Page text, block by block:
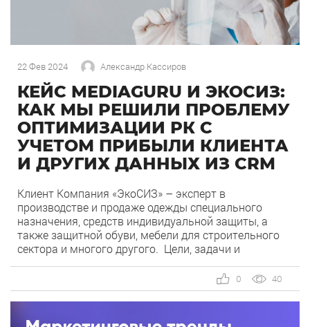
22 Фев 2024 Александр Кассиров
КЕЙС MEDIAGURU И ЭКОСИЗ:
КАК МЫ РЕШИЛИ ПРОБЛЕМУ
ОПТИМИЗАЦИИ РК С
УЧЕТОМ ПРИБЫЛИ КЛИЕНТА
И ДРУГИХ ДАННЫХ ИЗ CRM
Клиент Компания «ЭкоСИЗ» – эксперт в
производстве и продаже одежды специального
назначения, средств индивидуальной защиты, а
также защитной обуви, мебели для строительного
сектора и многого другого. Цели, задачи и
заказов в интернет-магазине eco-siz.ru, при этом
основные усилия должны быть направлены на
привлечение оптовиков. От розницы клиент также
не отказывается, поскольку […]
40
0